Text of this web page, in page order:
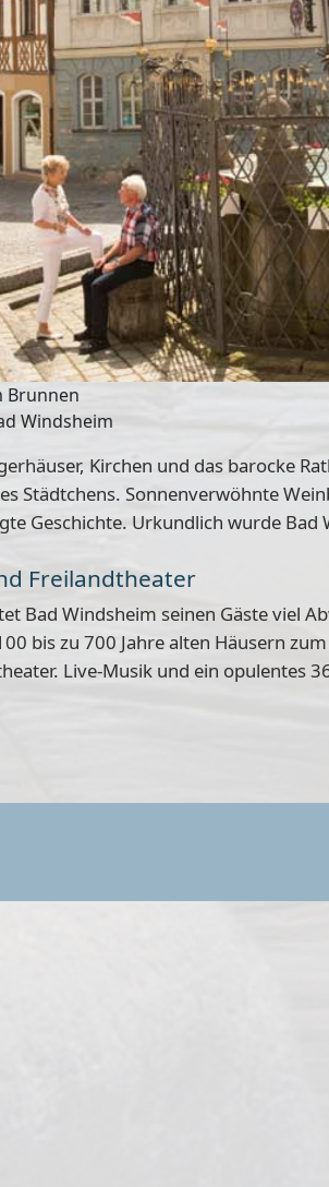
Brunnen
Windsheim
Kirchen und das barocke
Städtchens. Sonnenverwöhnte
Geschichte. Urkundlich wurde
Freilandtheater
Bad Windsheim seinen Gäste viel
bis zu 700 Jahre alten Häusern
Live-Musik und ein opulentes